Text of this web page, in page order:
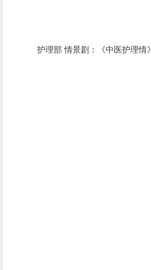
护理部 情景剧：《中医护理情》